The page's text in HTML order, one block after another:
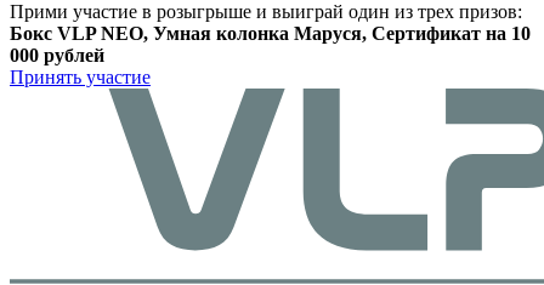
Прими участие в розыгрыше и выиграй один из трех призов:
Бокс VLP NEO, Умная колонка Маруся, Сертификат на 10
000 рублей
Принять участие